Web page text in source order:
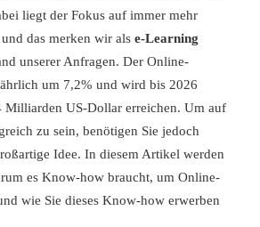
liegt der Fokus auf immer mehr
das merken wir als e-Learning
unserer Anfragen. Der Online-
um 7,2% und wird bis 2026
Milliarden US-Dollar erreichen. Um auf
zu sein, benötigen Sie jedoch
Idee. In diesem Artikel werden
es Know-how braucht, um Online-
wie Sie dieses Know-how erwerben